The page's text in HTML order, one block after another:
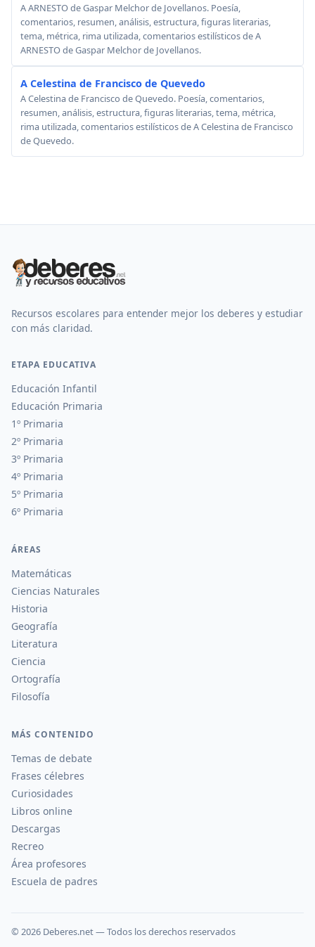
A ARNESTO de Gaspar Melchor de Jovellanos. Poesía,
comentarios, resumen, análisis, estructura, figuras literarias,
tema, métrica, rima utilizada, comentarios estilísticos de A
ARNESTO de Gaspar Melchor de Jovellanos.
A Celestina de Francisco de Quevedo
A Celestina de Francisco de Quevedo. Poesía, comentarios,
resumen, análisis, estructura, figuras literarias, tema, métrica,
rima utilizada, comentarios estilísticos de A Celestina de Francisco
de Quevedo.
Recursos escolares para entender mejor los deberes y estudiar
con más claridad.
ETAPA EDUCATIVA
Educación Infantil
Educación Primaria
1º Primaria
2º Primaria
3º Primaria
4º Primaria
5º Primaria
6º Primaria
ÁREAS
Matemáticas
Ciencias Naturales
Historia
Geografía
Literatura
Ciencia
Ortografía
Filosofía
MÁS CONTENIDO
Temas de debate
Frases célebres
Curiosidades
Libros online
Descargas
Recreo
Área profesores
Escuela de padres
© 2026 Deberes.net — Todos los derechos reservados